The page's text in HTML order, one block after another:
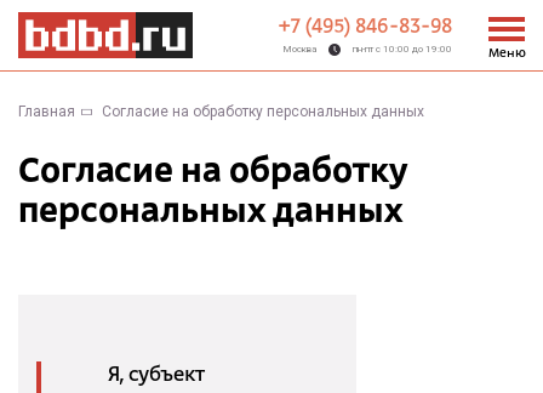
+7 (495) 846-83-98
Москва пн-пт с 10:00 до 19:00 Меню
Главная Согласие на обработку персональных данных
Согласие на обработку
персональных данных
Я, субъект